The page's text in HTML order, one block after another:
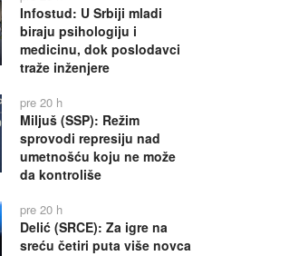
Infostud: U Srbiji mladi
biraju psihologiju i
medicinu, dok poslodavci
traže inženjere
pre 20 h
Miljuš (SSP): Režim
sprovodi represiju nad
umetnošću koju ne može
da kontroliše
pre 20 h
Delić (SRCE): Za igre na
sreću četiri puta više novca